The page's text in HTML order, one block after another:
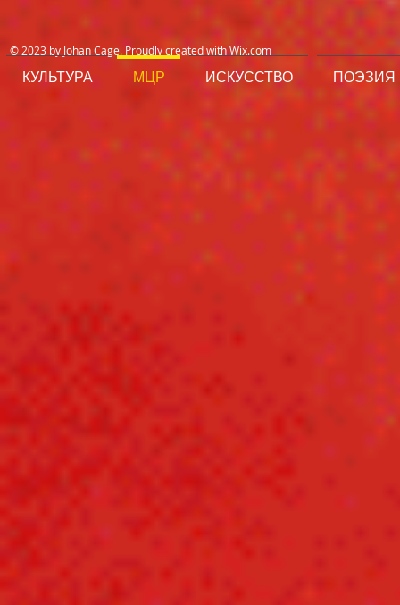
© 2023 by Johan Cage. Proudly created withWix.com
КУЛЬТУРА МЦР ИСКУССТВО ПОЭЗИЯ